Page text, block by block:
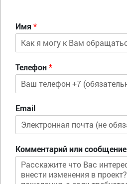
Имя *
Телефон*
Email
Комментарий или сообщение